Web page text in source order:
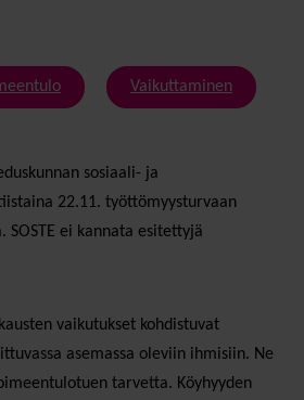
Vaikuttaminen
sosiaali- ja
22.11. työttömyysturvaan
SOSTE ei kannata esitettyjä
vaikutukset kohdistuvat
asemassa oleviin ihmisiin. Ne
tarvetta. Köyhyyden